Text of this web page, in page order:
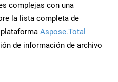
complejas con una
la lista completa de
Aspose.Total
de información de archivo